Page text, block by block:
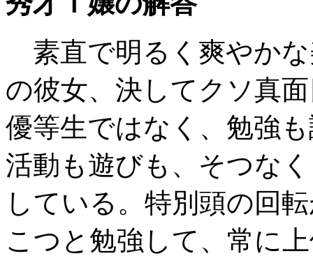
素直で明るく爽やか
の彼女、決してクソ真
優等生ではなく、勉強
活動も遊びも、そつな
している。特別頭の回
こつと勉強して、常に